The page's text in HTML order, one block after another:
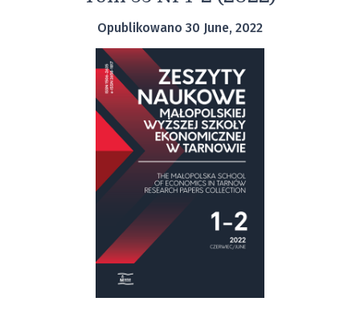
Opublikowano 30 June, 2022